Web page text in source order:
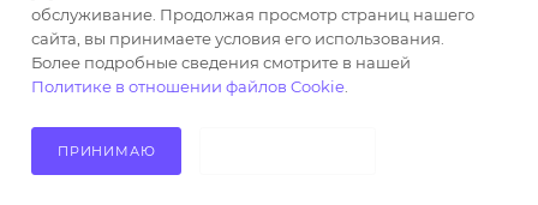
Гражданского кодекса Российской Федерации.
Использование любых материалов, опубликованных
на https://opt-milena.ru, допустимо только при
наличии письменного разрешения редакции и
активной ссылки на https://opt-milena.ru
обслуживание. Продолжая просмотр страниц нашего
сайта, вы принимаете условия его использования.
Более подробные сведения смотрите в нашей
Политике в отношении файлов Cookie
ПРИНИМАЮ